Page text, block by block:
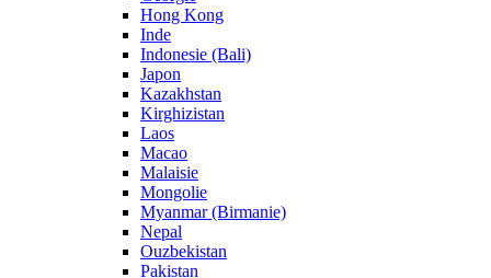
Hong Kong
Inde
Indonesie (Bali)
Japon
Kazakhstan
Kirghizistan
Laos
Macao
Malaisie
Mongolie
Myanmar (Birmanie)
Nepal
Ouzbekistan
Pakistan